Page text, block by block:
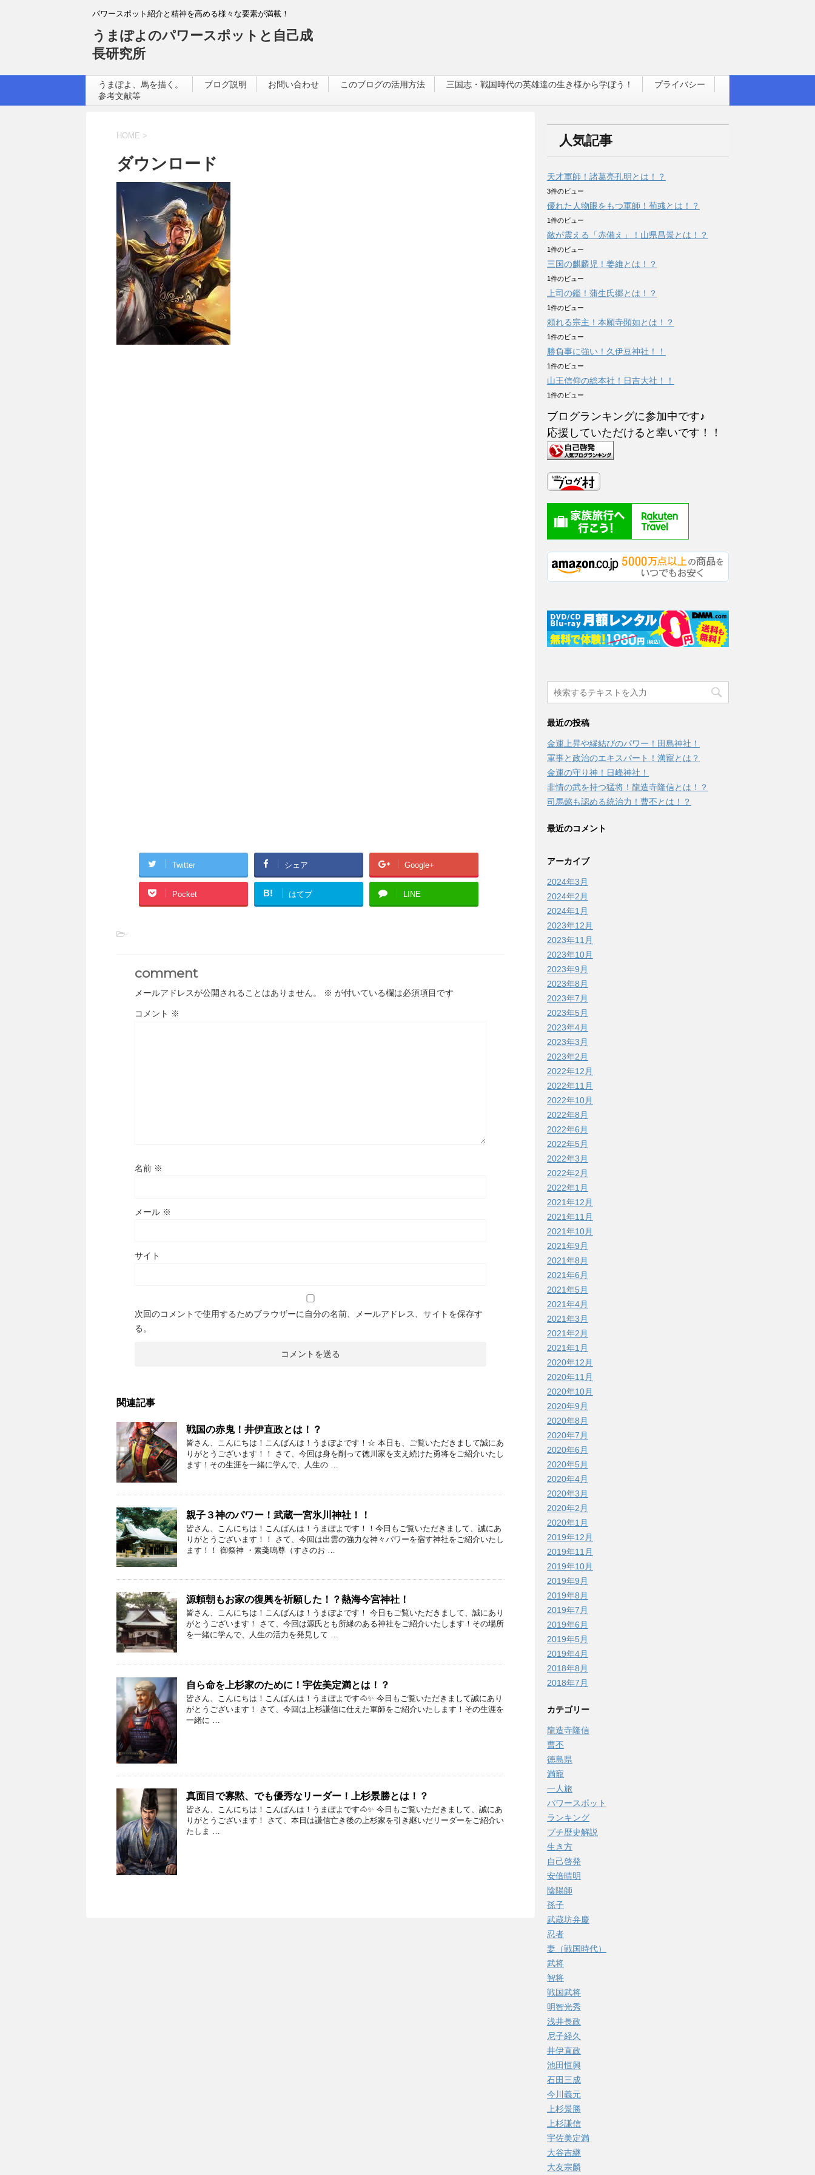
パワースポット紹介と精神を高める様々な要素が満載！
うまぽよのパワースポットと自己成
長研究所
うまぽよ、馬を描く。 ブログ説明 お問い合わせ このブログの活用方法 三国志・戦国時代の英雄達の生き様から学ぼう！
プライバシー
参考文献等
HOME >
ダウンロード
Twitter シェア Google+
Pocket B! はてブ LINE
-
comment
メールアドレスが公開されることはありません。 ※ が付いている欄は必須項目です
コメント ※
名前 ※
メール ※
サイト
次回のコメントで使用するためブラウザーに自分の名前、メールアドレス、サイトを保存す
る。
関連記事
戦国の赤鬼！井伊直政とは！？
皆さん、こんにちは！こんばんは！うまぽよです！☆ 本日も、ご覧いただきまして誠にあ
りがとうございます！！ さて、今回は身を削って徳川家を支え続けた勇将をご紹介いたし
ます！その生涯を一緒に学んで、人生の …
親子３神のパワー！武蔵一宮氷川神社！！
皆さん、こんにちは！こんばんは！うまぽよです！！今日もご覧いただきまして、誠にあ
りがとうございます！！ さて、今回は出雲の強力な神々パワーを宿す神社をご紹介いたし
ます！！ 御祭神 ・素戔嗚尊（すさのお …
源頼朝もお家の復興を祈願した！？熱海今宮神社！
皆さん、こんにちは！こんばんは！うまぽよです！ 今日もご覧いただきまして、誠にあり
がとうございます！ さて、今回は源氏とも所縁のある神社をご紹介いたします！その場所
を一緒に学んで、人生の活力を発見して …
自ら命を上杉家のために！宇佐美定満とは！？
皆さん、こんにちは！こんばんは！うまぽよです🐴✨ 今日もご覧いただきまして誠にあり
がとうございます！ さて、今回は上杉謙信に仕えた軍師をご紹介いたします！その生涯を
一緒に …
真面目で寡黙、でも優秀なリーダー！上杉景勝とは！？
皆さん、こんにちは！こんばんは！うまぽよです🐴✨ 今日もご覧いただきまして、誠にあ
りがとうございます！ さて、本日は謙信亡き後の上杉家を引き継いだリーダーをご紹介い
たしま …
人気記事
天才軍師！諸葛亮孔明とは！？
3件のビュー
優れた人物眼をもつ軍師！荀彧とは！？
1件のビュー
敵が震える「赤備え」！山県昌景とは！？
1件のビュー
三国の麒麟児！姜維とは！？
1件のビュー
上司の鑑！蒲生氏郷とは！？
1件のビュー
頼れる宗主！本願寺顕如とは！？
1件のビュー
勝負事に強い！久伊豆神社！！
1件のビュー
山王信仰の総本社！日吉大社！！
1件のビュー
ブログランキングに参加中です♪
応援していただけると幸いです！！
最近の投稿
金運上昇や縁結びのパワー！田島神社！
軍事と政治のエキスパート！満寵とは？
金運の守り神！日峰神社！
非情の武を持つ猛将！龍造寺隆信とは！？
司馬懿も認める統治力！曹丕とは！？
最近のコメント
アーカイブ
2024年3月
2024年2月
2024年1月
2023年12月
2023年11月
2023年10月
2023年9月
2023年8月
2023年7月
2023年5月
2023年4月
2023年3月
2023年2月
2022年12月
2022年11月
2022年10月
2022年8月
2022年6月
2022年5月
2022年3月
2022年2月
2022年1月
2021年12月
2021年11月
2021年10月
2021年9月
2021年8月
2021年6月
2021年5月
2021年4月
2021年3月
2021年2月
2021年1月
2020年12月
2020年11月
2020年10月
2020年9月
2020年8月
2020年7月
2020年6月
2020年5月
2020年4月
2020年3月
2020年2月
2020年1月
2019年12月
2019年11月
2019年10月
2019年9月
2019年8月
2019年7月
2019年6月
2019年5月
2019年4月
2018年8月
2018年7月
カテゴリー
龍造寺隆信
曹丕
徳島県
満寵
一人旅
パワースポット
ランキング
プチ歴史解説
生き方
自己啓発
安倍晴明
陰陽師
孫子
武蔵坊弁慶
忍者
妻（戦国時代）
武将
智将
戦国武将
明智光秀
浅井長政
尼子経久
井伊直政
池田恒興
石田三成
今川義元
上杉景勝
上杉謙信
宇佐美定満
大谷吉継
大友宗麟